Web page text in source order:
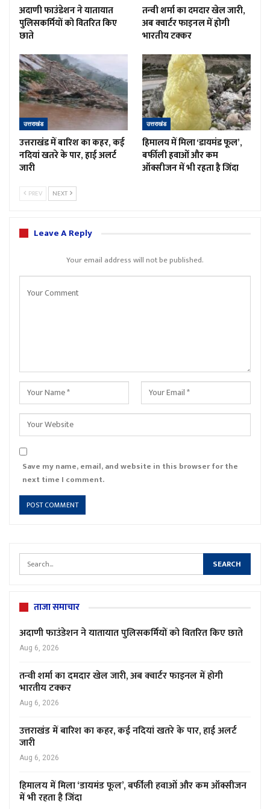
अदाणी फाउंडेशन ने यातायात
पुलिसकर्मियों को वितरित किए
छाते
तन्वी शर्मा का दमदार खेल जारी,
अब क्वार्टर फाइनल में होगी
भारतीय टक्कर
उत्तराखंड
उत्तराखंड में बारिश का कहर, कई
नदियां खतरे के पार, हाई अलर्ट
जारी
उत्तराखंड
हिमालय में मिला ‘डायमंड फूल’,
बर्फीली हवाओं और कम
ऑक्सीजन में भी रहता है जिंदा
PREV NEXT
Leave A Reply
Your email address will not be published.
Save my name, email, and website in this browser for the
next time I comment.
ताजा समाचार
अदाणी फाउंडेशन ने यातायात पुलिसकर्मियों को वितरित किए छाते
Aug 6, 2026
तन्वी शर्मा का दमदार खेल जारी, अब क्वार्टर फाइनल में होगी
भारतीय टक्कर
Aug 6, 2026
उत्तराखंड में बारिश का कहर, कई नदियां खतरे के पार, हाई अलर्ट
जारी
Aug 6, 2026
हिमालय में मिला ‘डायमंड फूल’, बर्फीली हवाओं और कम ऑक्सीजन
में भी रहता है जिंदा